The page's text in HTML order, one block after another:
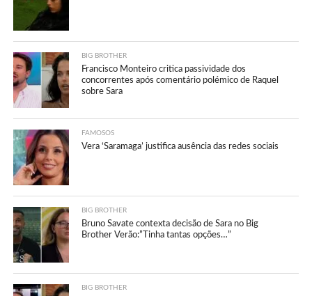
BIG BROTHER
Francisco Monteiro critica passividade dos
concorrentes após comentário polémico de Raquel
sobre Sara
FAMOSOS
Vera ‘Saramaga’ justifica ausência das redes sociais
BIG BROTHER
Bruno Savate contexta decisão de Sara no Big
Brother Verão:”Tinha tantas opções…”
BIG BROTHER